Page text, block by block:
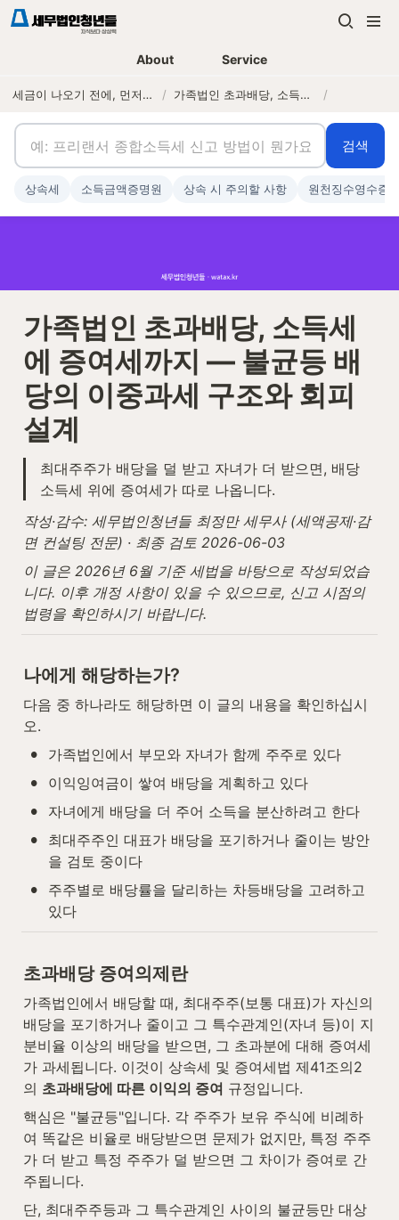
About Service
세금이 나오기 전에, 먼저 연락하는 세무법인 / 가족법인 초과배당, 소득세에 증여세까지 — 불균등 배당의 이중과세 구조와 회피 설계 /
가족법인 초과배당, 소득세
에 증여세까지 — 불균등 배
당의 이중과세 구조와 회피
설계
최대주주가 배당을 덜 받고 자녀가 더 받으면, 배당
소득세 위에 증여세가 따로 나옵니다.
작성·감수: 세무법인청년들 최정만 세무사 (세액공제·감
면 컨설팅 전문) · 최종 검토 2026-06-03
이 글은 2026년 6월 기준 세법을 바탕으로 작성되었습
니다. 이후 개정 사항이 있을 수 있으므로, 신고 시점의
법령을 확인하시기 바랍니다.
나에게 해당하는가?
다음 중 하나라도 해당하면 이 글의 내용을 확인하십시
오.
• 가족법인에서 부모와 자녀가 함께 주주로 있다
• 이익잉여금이 쌓여 배당을 계획하고 있다
• 자녀에게 배당을 더 주어 소득을 분산하려고 한다
•
최대주주인 대표가 배당을 포기하거나 줄이는 방안
을 검토 중이다
•
주주별로 배당률을 달리하는 차등배당을 고려하고
있다
초과배당 증여의제란
가족법인에서 배당할 때, 최대주주(보통 대표)가 자신의
배당을 포기하거나 줄이고 그 특수관계인(자녀 등)이 지
분비율 이상의 배당을 받으면, 그 초과분에 대해 증여세
가 과세됩니다. 이것이 상속세 및 증여세법 제41조의2
의 초과배당에 따른 이익의 증여 규정입니다.
핵심은 "불균등"입니다. 각 주주가 보유 주식에 비례하
여 똑같은 비율로 배당받으면 문제가 없지만, 특정 주주
가 더 받고 특정 주주가 덜 받으면 그 차이가 증여로 간
주됩니다.
단, 최대주주등과 그 특수관계인 사이의 불균등만 대상
검색
상속세 소득금액증명원 상속 시 주의할 사항 원천징수영수증